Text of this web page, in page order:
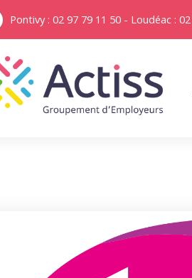
Pontivy : 02 97 79 11 50 - Loudéac :